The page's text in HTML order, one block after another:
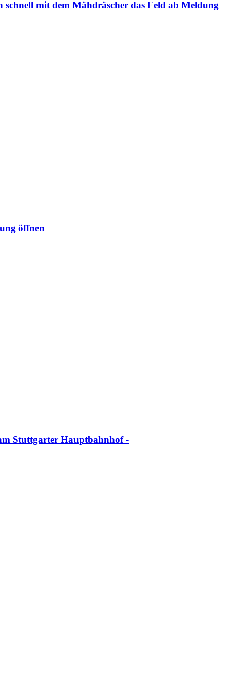
mit dem Mähdräscher das Feld ab Meldung
öffnen
Stuttgarter Hauptbahnhof -